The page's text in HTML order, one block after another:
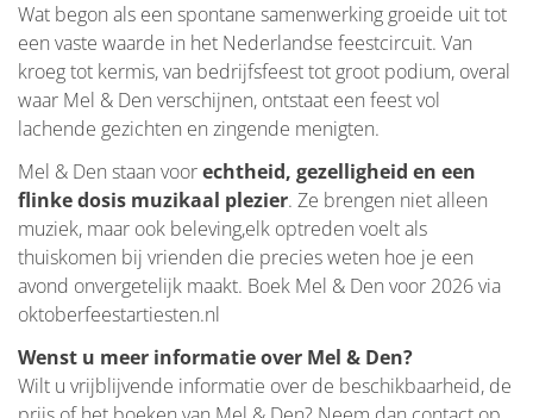
Wat begon als een spontane samenwerking groeide uit tot
een vaste waarde in het Nederlandse feestcircuit. Van
kroeg tot kermis, van bedrijfsfeest tot groot podium, overal
waar Mel & Den verschijnen, ontstaat een feest vol
lachende gezichten en zingende menigten.
Mel & Den staan voorechtheid, gezelligheid en een
flinke dosis muzikaal plezier. Ze brengen niet alleen
muziek, maar ook beleving,elk optreden voelt als
thuiskomen bij vrienden die precies weten hoe je een
avond onvergetelijk maakt. Boek Mel & Den voor 2026 via
oktoberfeestartiesten.nl
Wenst u meer informatie over Mel & Den?
Wilt u vrijblijvende informatie over de beschikbaarheid, de